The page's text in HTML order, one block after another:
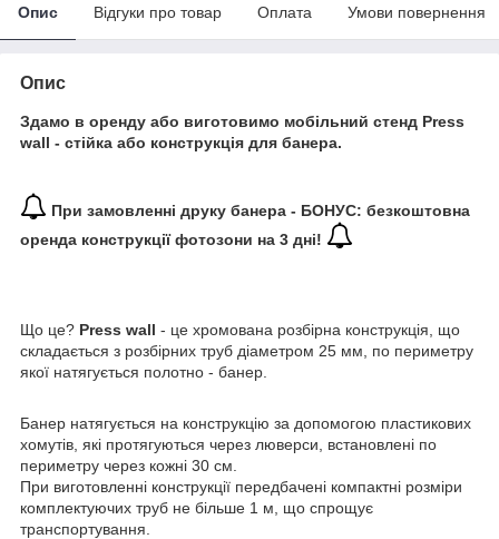
Опис Відгуки про товар Оплата Умови повернення
Опис
Здамо в оренду або виготовимо мобільний стенд Press
wall - стійка або конструкція для банера.
При замовленні друку банера - БОНУС: безкоштовна
оренда конструкції фотозони на 3 дні!
Що це? Press wall - це хромована розбірна конструкція, що
складається з розбірних труб діаметром 25 мм, по периметру
якої натягується полотно - банер.
Банер натягується на конструкцію за допомогою пластикових
хомутів, які протягуються через люверси, встановлені по
периметру через кожні 30 см.
При виготовленні конструкції передбачені компактні розміри
комплектуючих труб не більше 1 м, що спрощує
транспортування.